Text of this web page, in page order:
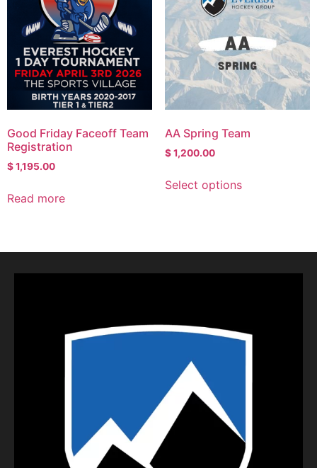
Good Friday Faceoff Team
Registration
$1,195.00
Read more
AA Spring Team
$1,200.00
Select options